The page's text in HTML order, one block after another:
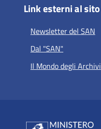
Link esterni al sito
Newsletter del SAN
Dal "SAN"
Il Mondo degli Archivi